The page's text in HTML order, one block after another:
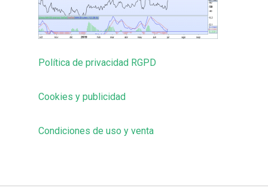
Política de privacidad RGPD
Cookies y publicidad
Condiciones de uso y venta